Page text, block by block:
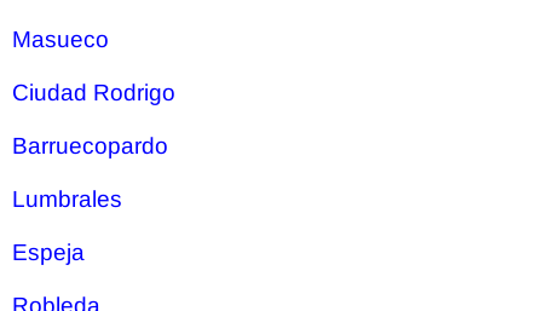
Masueco
Ciudad Rodrigo
Barruecopardo
Lumbrales
Espeja
Robleda